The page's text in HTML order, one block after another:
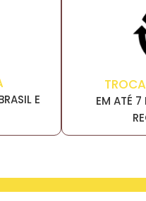
E
EM ATÉ